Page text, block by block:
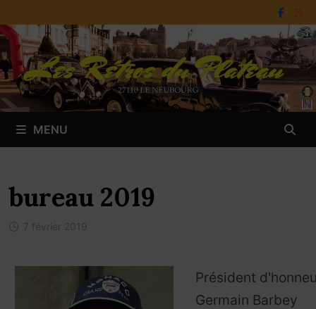
au
contenu
MENU
bureau 2019
7 février 2019
Président
Germain Barbey